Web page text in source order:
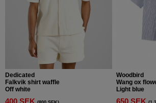
Dedicated
Falkvik shirt waffle
Off white
Woodbird
Wang ox
Light blue